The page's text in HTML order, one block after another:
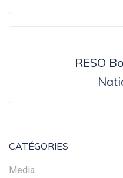
RESO
CATÉGORIES
Media